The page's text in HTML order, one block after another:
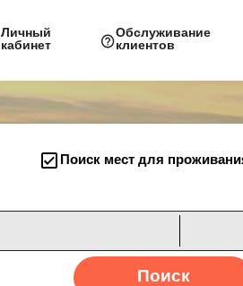
Личный
кабинет
Обслуживание
клиентов
Поиск мест для
Поиск